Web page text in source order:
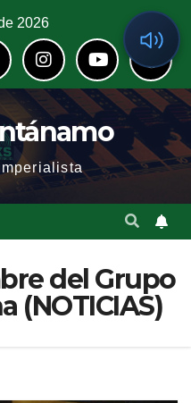
2026
del Grupo
(NOTICIAS)